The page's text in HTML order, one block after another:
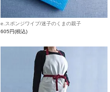
e.スポンジワイプ/迷子のくまの親子
605円(税込)